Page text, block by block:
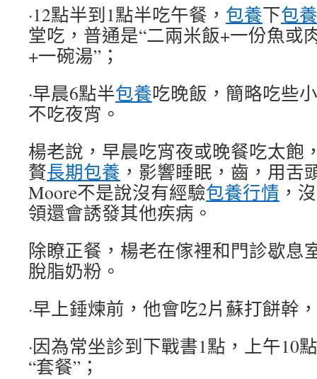
·12點半到1點半吃午餐， 包養下包
堂吃，普通是“二兩米飯+一份魚或
+一碗湯”；
·早晨6點半包養吃晚飯，簡略吃些
不吃夜宵。
楊老說，早晨吃宵夜或晚餐吃太飽
贅長期包養 ，影響睡眠，齒，用舌
Moore不是說沒有經驗包養行情 ，
領還會誘發其他疾病。
除瞭正餐，楊老在傢裡和門診歇息
脫脂奶粉。
·早上錘煉前，他會吃2片蘇打餅幹
·因為常坐診到下戰書1點，上午10
“套餐”；